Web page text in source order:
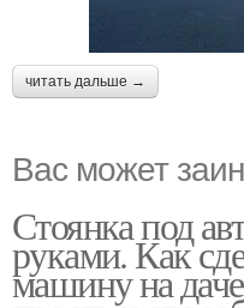
читать дальше →
Вас может
Стоянка под
руками. Как
машину на